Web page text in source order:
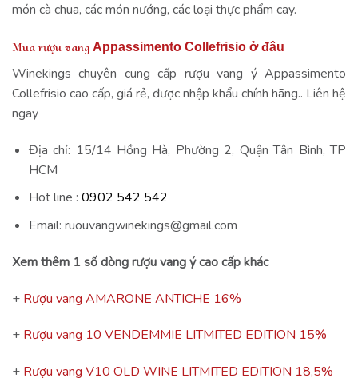
món cà chua, các món nướng, các loại thực phẩm cay.
Mua rượu vang Appassimento Collefrisio ở đâu
Winekings chuyên cung cấp rượu vang ý Appassimento
Collefrisio cao cấp, giá rẻ, được nhập khẩu chính hãng.. Liên hệ
ngay
Địa chỉ: 15/14 Hồng Hà, Phường 2, Quận Tân Bình, TP
HCM
Hot line : 0902 542 542
Email: ruouvangwinekings@gmail.com
Xem thêm 1 số dòng rượu vang ý cao cấp khác
+ Rượu vang AMARONE ANTICHE 16%
+ Rượu vang 10 VENDEMMIE LITMITED EDITION 15%
+ Rượu vang V10 OLD WINE LITMITED EDITION 18,5%